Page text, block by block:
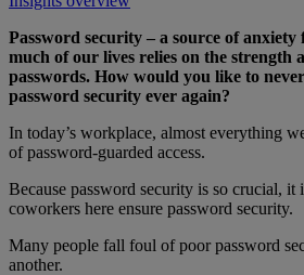
Password security – a source of anxiety
much of our lives relies on the strength
passwords. How would you like to
password security ever again?
In today’s workplace, almost everything
of password-guarded access.
Because password security is so crucial,
coworkers here ensure password security.
Many people fall foul of poor password
another.